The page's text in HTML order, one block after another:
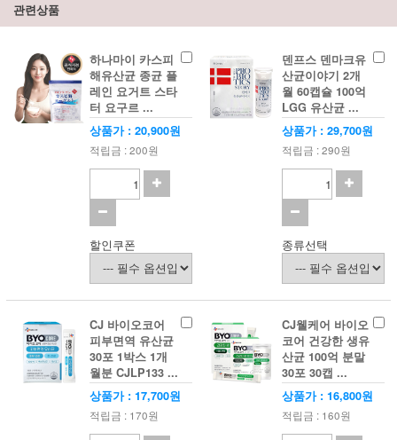
관련상품
하나마이 카스피
해유산균 종균 플
레인 요거트 스타
터 요구르 ...
상품가 : 20,900원
적립금 : 200원
할인쿠폰
덴프스 덴마크유
산균이야기 2개
월 60캡슐 100억
LGG 유산균 ...
상품가 : 29,700원
적립금 : 290원
종류선택
CJ 바이오코어
피부면역 유산균
30포 1박스 1개
월분 CJLP133 ...
상품가 : 17,700원
적립금 : 170원
CJ웰케어 바이오
코어 건강한 생유
산균 100억 분말
30포 30캡 ...
상품가 : 16,800원
적립금 : 160원